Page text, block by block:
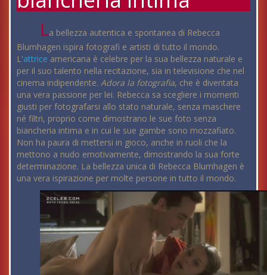
La bellezza autentica e spontanea di Rebecca
Blumhagen ispira fotografi e artisti di tutto il mondo.
L'attrice americana è celebre per la sua bellezza naturale e
per il suo talento nella recitazione, sia in televisione che nel
cinema indipendente. Adora la fotografia, che è diventata
una vera passione per lei. Rebecca sa scegliere i momenti
giusti per fotografarsi allo stato naturale, senza maschere
né filtri, proprio come dimostrano le sue foto senza
biancheria intima e in cui le sue gambe sono mozzafiato.
Non ha paura di mettersi in gioco, anche in ruoli che la
mettono a nudo emotivamente, dimostrando la sua forte
determinazione. La bellezza unica di Rebecca Blumhagen è
una vera ispirazione per molte persone in tutto il mondo.